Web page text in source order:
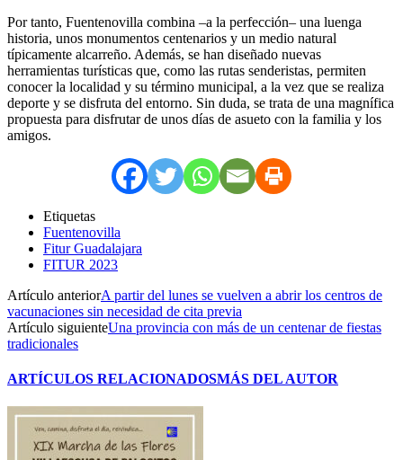
Por tanto, Fuentenovilla combina –a la perfección– una luenga
historia, unos monumentos centenarios y un medio natural
típicamente alcarreño. Además, se han diseñado nuevas
herramientas turísticas que, como las rutas senderistas, permiten
conocer la localidad y su término municipal, a la vez que se realiza
deporte y se disfruta del entorno. Sin duda, se trata de una magnífica
propuesta para disfrutar de unos días de asueto con la familia y los
amigos.
Etiquetas
Fuentenovilla
Fitur Guadalajara
FITUR 2023
Artículo anteriorA partir del lunes se vuelven a abrir los centros de
vacunaciones sin necesidad de cita previa
Artículo siguienteUna provincia con más de un centenar de fiestas
tradicionales
ARTÍCULOS RELACIONADOSMÁS DEL AUTOR